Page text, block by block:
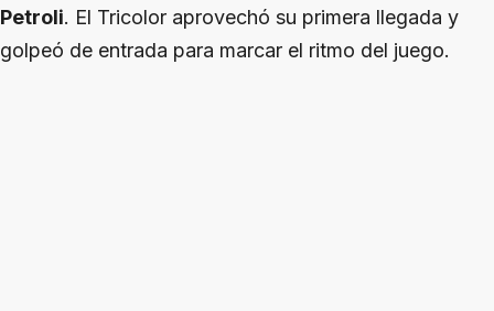
Petroli. El Tricolor aprovechó su primera llegada y
golpeó de entrada para marcar el ritmo del juego.